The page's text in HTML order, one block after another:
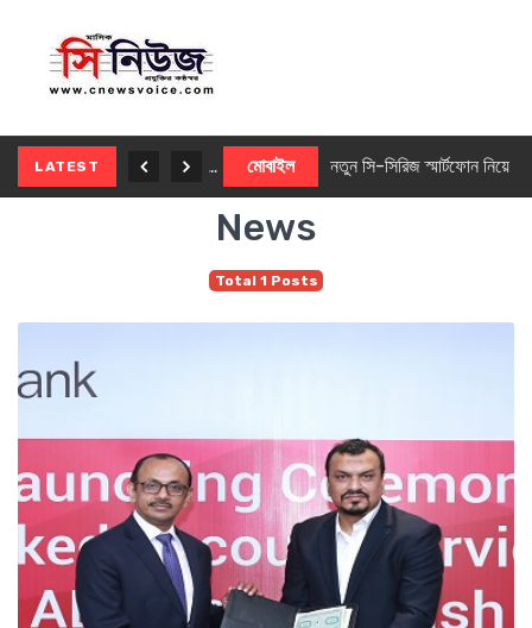
LATEST মোবাইল নতুন সি-সিরিজ স্মার্টফোন নিয়ে আসছে রিয়েলমি
News
Total 1 Posts